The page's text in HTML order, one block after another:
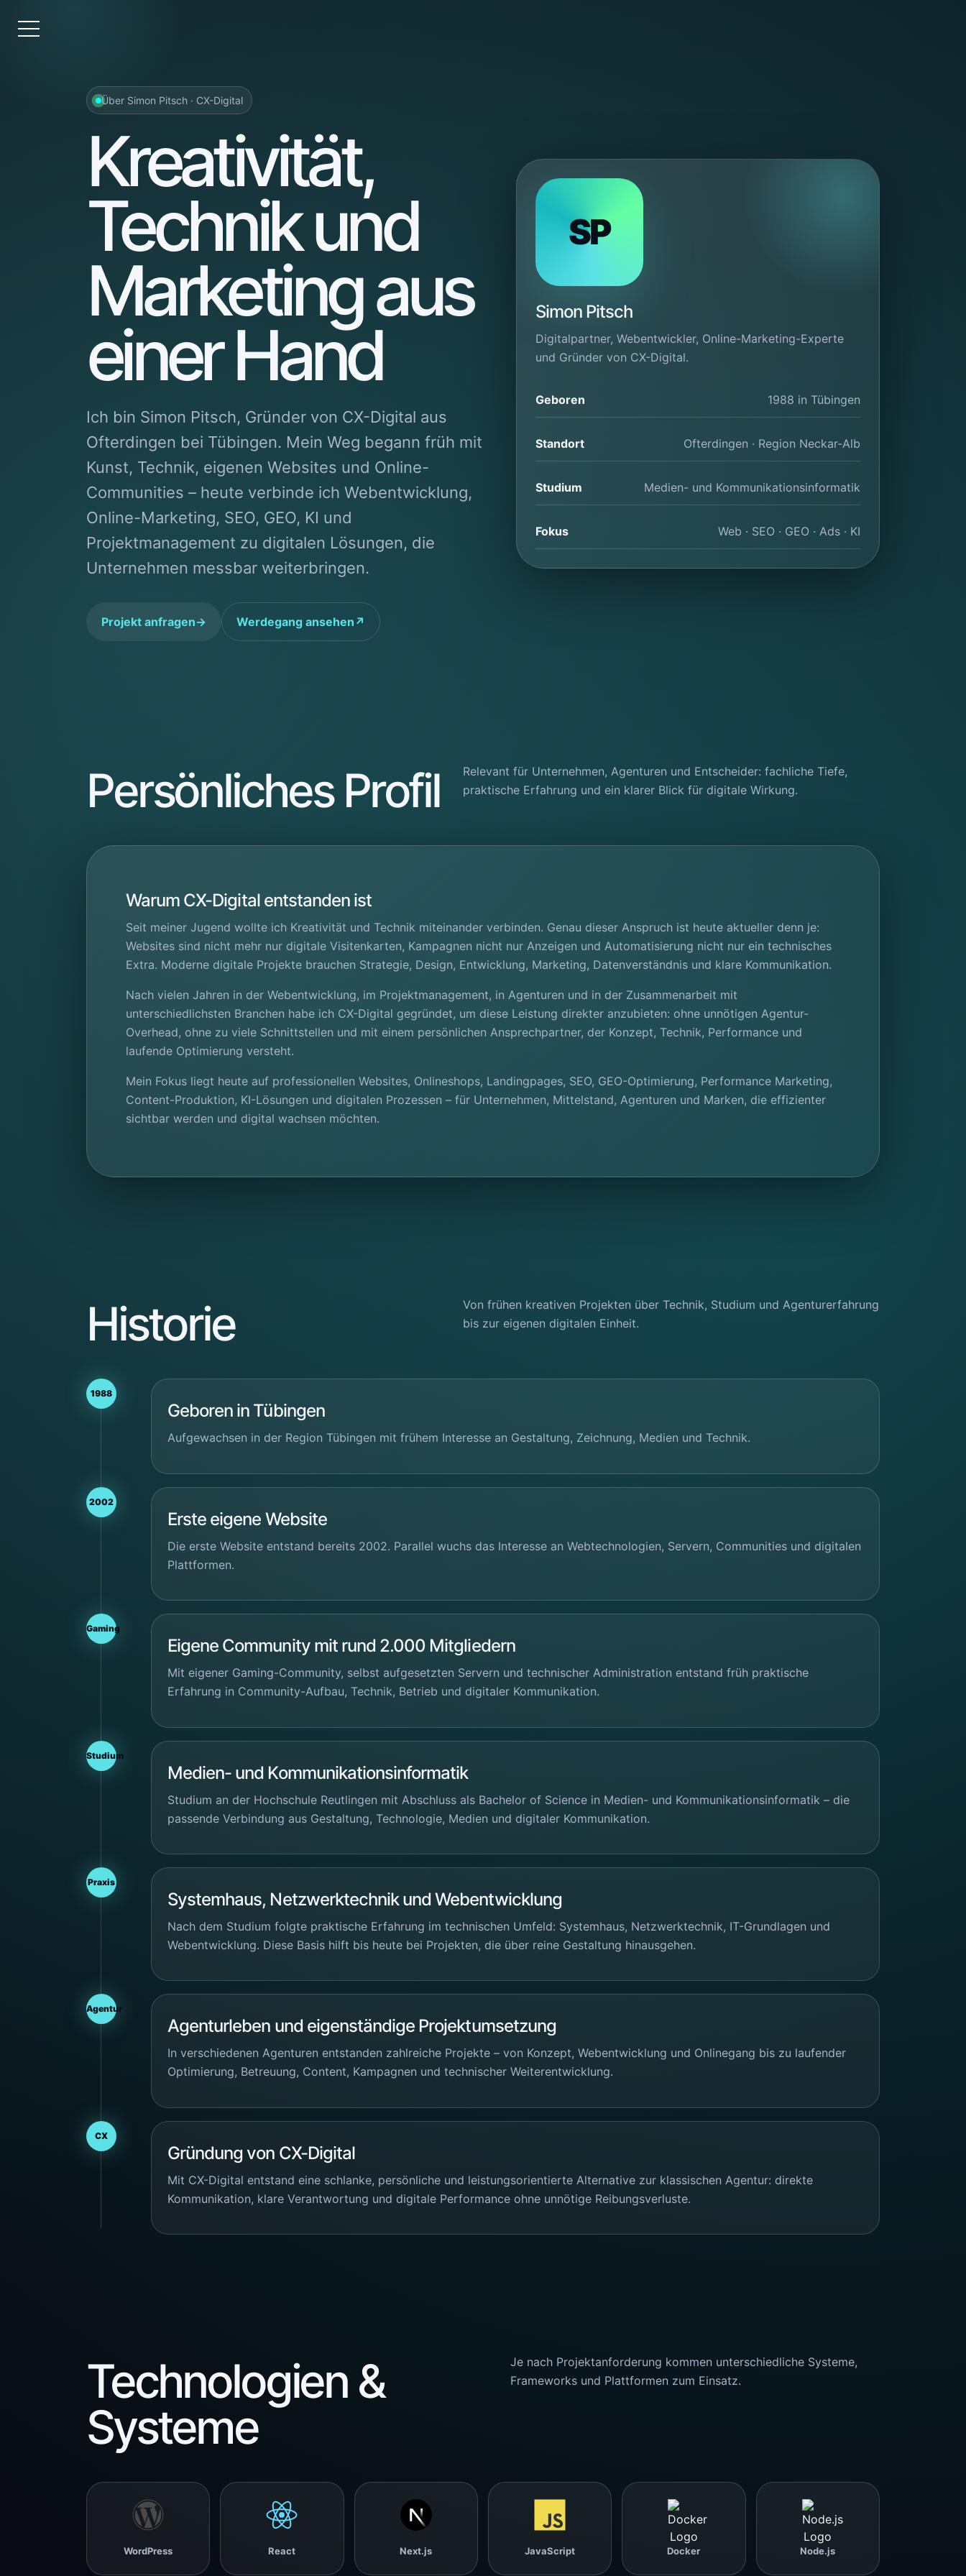
Über Simon Pitsch · CX-Digital
Kreativität,
Technik und
Marketing aus
einer Hand
Ich bin Simon Pitsch, Gründer von CX-Digital aus
Ofterdingen bei Tübingen. Mein Weg begann früh mit
Kunst, Technik, eigenen Websites und Online-
Communities – heute verbinde ich Webentwicklung,
Online-Marketing, SEO, GEO, KI und
Projektmanagement zu digitalen Lösungen, die
Unternehmen messbar weiterbringen.
Projekt anfragen→ Werdegang ansehen ↗
SP
Simon Pitsch
Digitalpartner, Webentwickler, Online-Marketing-Experte
und Gründer von CX-Digital.
Geboren 1988 in Tübingen
Standort Ofterdingen · Region Neckar-Alb
Studium Medien- und Kommunikationsinformatik
Fokus Web · SEO · GEO · Ads · KI
Persönliches Profil
Relevant für Unternehmen, Agenturen und Entscheider: fachliche Tiefe,
praktische Erfahrung und ein klarer Blick für digitale Wirkung.
Warum CX-Digital entstanden ist
Seit meiner Jugend wollte ich Kreativität und Technik miteinander verbinden. Genau dieser Anspruch ist heute aktueller denn je:
Websites sind nicht mehr nur digitale Visitenkarten, Kampagnen nicht nur Anzeigen und Automatisierung nicht nur ein technisches
Extra. Moderne digitale Projekte brauchen Strategie, Design, Entwicklung, Marketing, Datenverständnis und klare Kommunikation.
Nach vielen Jahren in der Webentwicklung, im Projektmanagement, in Agenturen und in der Zusammenarbeit mit
unterschiedlichsten Branchen habe ich CX-Digital gegründet, um diese Leistung direkter anzubieten: ohne unnötigen Agentur-
Overhead, ohne zu viele Schnittstellen und mit einem persönlichen Ansprechpartner, der Konzept, Technik, Performance und
laufende Optimierung versteht.
Mein Fokus liegt heute auf professionellen Websites, Onlineshops, Landingpages, SEO, GEO-Optimierung, Performance Marketing,
Content-Produktion, KI-Lösungen und digitalen Prozessen – für Unternehmen, Mittelstand, Agenturen und Marken, die effizienter
sichtbar werden und digital wachsen möchten.
Historie
Von frühen kreativen Projekten über Technik, Studium und Agenturerfahrung
bis zur eigenen digitalen Einheit.
1988
Geboren in Tübingen
Aufgewachsen in der Region Tübingen mit frühem Interesse an Gestaltung, Zeichnung, Medien und Technik.
2002
Erste eigene Website
Die erste Website entstand bereits 2002. Parallel wuchs das Interesse an Webtechnologien, Servern, Communities und digitalen
Plattformen.
Gaming
Eigene Community mit rund 2.000 Mitgliedern
Mit eigener Gaming-Community, selbst aufgesetzten Servern und technischer Administration entstand früh praktische
Erfahrung in Community-Aufbau, Technik, Betrieb und digitaler Kommunikation.
Studium
Medien- und Kommunikationsinformatik
Studium an der Hochschule Reutlingen mit Abschluss als Bachelor of Science in Medien- und Kommunikationsinformatik – die
passende Verbindung aus Gestaltung, Technologie, Medien und digitaler Kommunikation.
Praxis
Systemhaus, Netzwerktechnik und Webentwicklung
Nach dem Studium folgte praktische Erfahrung im technischen Umfeld: Systemhaus, Netzwerktechnik, IT-Grundlagen und
Webentwicklung. Diese Basis hilft bis heute bei Projekten, die über reine Gestaltung hinausgehen.
Agentur
Agenturleben und eigenständige Projektumsetzung
In verschiedenen Agenturen entstanden zahlreiche Projekte – von Konzept, Webentwicklung und Onlinegang bis zu laufender
Optimierung, Betreuung, Content, Kampagnen und technischer Weiterentwicklung.
CX
Gründung von CX-Digital
Mit CX-Digital entstand eine schlanke, persönliche und leistungsorientierte Alternative zur klassischen Agentur: direkte
Kommunikation, klare Verantwortung und digitale Performance ohne unnötige Reibungsverluste.
Technologien &
Systeme
Je nach Projektanforderung kommen unterschiedliche Systeme,
Frameworks und Plattformen zum Einsatz.
WordPress React Next.js JavaScript Docker Node.js